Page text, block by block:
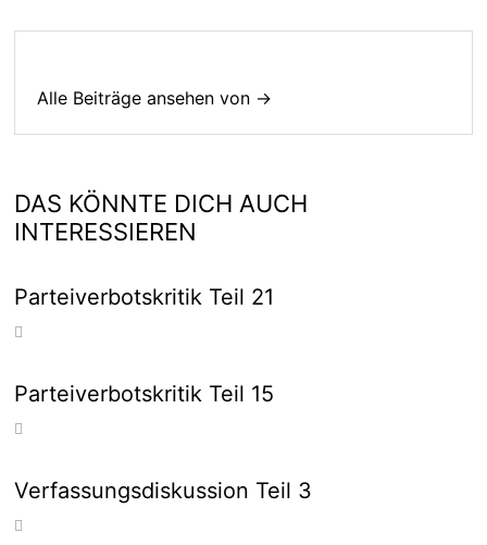
Alle Beiträge ansehen von →
DAS KÖNNTE DICH AUCH
INTERESSIEREN
Parteiverbotskritik Teil 21
Parteiverbotskritik Teil 15
Verfassungsdiskussion Teil 3